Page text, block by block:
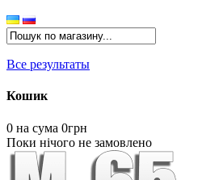
Все результаты
Кошик
0 на сума 0грн
Поки нічого не замовлено